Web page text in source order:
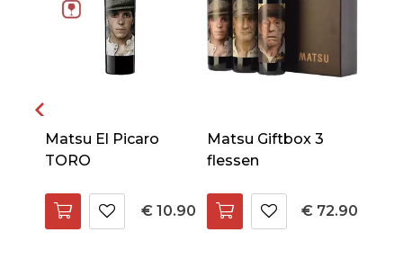
Matsu El Picaro
TORO
€ 10.90
Matsu Giftbox 3
flessen
€ 72.90